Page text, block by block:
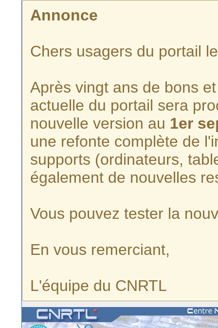
Annonce
Chers usagers du portail
Après vingt ans de bons
actuelle du portail sera
nouvelle version au 1er
une refonte complète de
supports (ordinateurs,
également de nouvelles
Vous pouvez tester la
En vous remerciant,
L'équipe du CNRTL